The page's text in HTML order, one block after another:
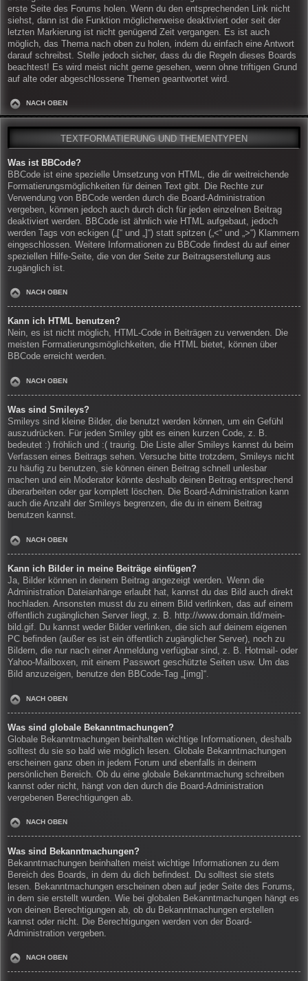
erste Seite des Forums holen. Wenn du den entsprechenden Link nicht
siehst, dann ist die Funktion möglicherweise deaktiviert oder seit der
letzten Markierung ist nicht genügend Zeit vergangen. Es ist auch
möglich, das Thema nach oben zu holen, indem du einfach eine Antwort
darauf schreibst. Stelle jedoch sicher, dass du die Regeln dieses Boards
beachtest! Es wird meist nicht gerne gesehen, wenn ohne triftigen Grund
auf alte oder abgeschlossene Themen geantwortet wird.
NACH OBEN
TEXTFORMATIERUNG UND THEMENTYPEN
Was ist BBCode?
BBCode ist eine spezielle Umsetzung von HTML, die dir weitreichende
Formatierungsmöglichkeiten für deinen Text gibt. Die Rechte zur
Verwendung von BBCode werden durch die Board-Administration
vergeben, können jedoch auch durch dich für jeden einzelnen Beitrag
deaktiviert werden. BBCode ist ähnlich wie HTML aufgebaut, jedoch
werden Tags von eckigen („[“ und „]“) statt spitzen („<“ und „>“) Klammern
eingeschlossen. Weitere Informationen zu BBCode findest du auf einer
speziellen Hilfe-Seite, die von der Seite zur Beitragserstellung aus
zugänglich ist.
NACH OBEN
Kann ich HTML benutzen?
Nein, es ist nicht möglich, HTML-Code in Beiträgen zu verwenden. Die
meisten Formatierungsmöglichkeiten, die HTML bietet, können über
BBCode erreicht werden.
NACH OBEN
Was sind Smileys?
Smileys sind kleine Bilder, die benutzt werden können, um ein Gefühl
auszudrücken. Für jeden Smiley gibt es einen kurzen Code, z. B.
bedeutet :) fröhlich und :( traurig. Die Liste aller Smileys kannst du beim
Verfassen eines Beitrags sehen. Versuche bitte trotzdem, Smileys nicht
zu häufig zu benutzen, sie können einen Beitrag schnell unlesbar
machen und ein Moderator könnte deshalb deinen Beitrag entsprechend
überarbeiten oder gar komplett löschen. Die Board-Administration kann
auch die Anzahl der Smileys begrenzen, die du in einem Beitrag
benutzen kannst.
NACH OBEN
Kann ich Bilder in meine Beiträge einfügen?
Ja, Bilder können in deinem Beitrag angezeigt werden. Wenn die
Administration Dateianhänge erlaubt hat, kannst du das Bild auch direkt
hochladen. Ansonsten musst du zu einem Bild verlinken, das auf einem
öffentlich zugänglichen Server liegt, z. B. http://www.domain.tld/mein-
bild.gif. Du kannst weder Bilder verlinken, die sich auf deinem eigenen
PC befinden (außer es ist ein öffentlich zugänglicher Server), noch zu
Bildern, die nur nach einer Anmeldung verfügbar sind, z. B. Hotmail- oder
Yahoo-Mailboxen, mit einem Passwort geschützte Seiten usw. Um das
Bild anzuzeigen, benutze den BBCode-Tag „[img]“.
NACH OBEN
Was sind globale Bekanntmachungen?
Globale Bekanntmachungen beinhalten wichtige Informationen, deshalb
solltest du sie so bald wie möglich lesen. Globale Bekanntmachungen
erscheinen ganz oben in jedem Forum und ebenfalls in deinem
persönlichen Bereich. Ob du eine globale Bekanntmachung schreiben
kannst oder nicht, hängt von den durch die Board-Administration
vergebenen Berechtigungen ab.
NACH OBEN
Was sind Bekanntmachungen?
Bekanntmachungen beinhalten meist wichtige Informationen zu dem
Bereich des Boards, in dem du dich befindest. Du solltest sie stets
lesen. Bekanntmachungen erscheinen oben auf jeder Seite des Forums,
in dem sie erstellt wurden. Wie bei globalen Bekanntmachungen hängt es
von deinen Berechtigungen ab, ob du Bekanntmachungen erstellen
kannst oder nicht. Die Berechtigungen werden von der Board-
Administration vergeben.
NACH OBEN